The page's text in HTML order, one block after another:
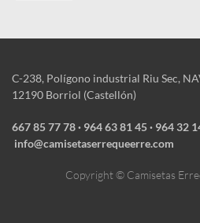
C-238, Polígono industrial Riu Sec,
12190 Borriol (Castellón)
667 85 77 78· 964 63 81 45 · ‎964 32
info@camisetaserrequeerre.com
Copyright © Camisetas